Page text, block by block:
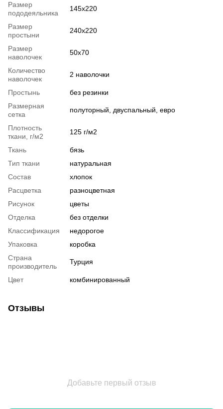
Размер
пододеяльника
145x220
Размер
простыни
240x220
Размер
наволочек
50x70
Количество
наволочек
2 наволочки
Простынь
без резинки
Размерная
сетка
полуторный, двуспальный, евро
Плотность
ткани, г/м2
125 г/м2
Ткань
бязь
Тип ткани
натуральная
Состав
хлопок
Расцветка
разноцветная
Рисунок
цветы
Отделка
без отделки
Классификация
недорогое
Упаковка
коробка
Страна
производитель
Турция
Цвет комбинированный
Отзывы
Добавьте первый отзыв